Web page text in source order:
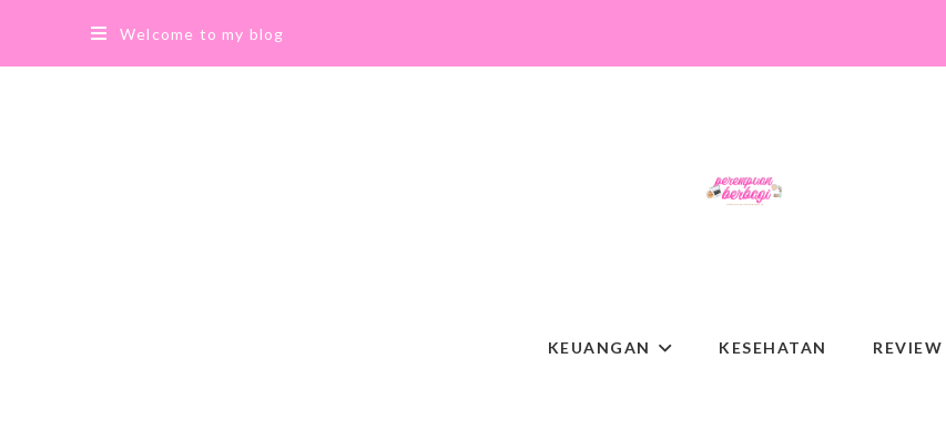
Welcome to my blog
KEUANGAN KESEHATAN REVIEW